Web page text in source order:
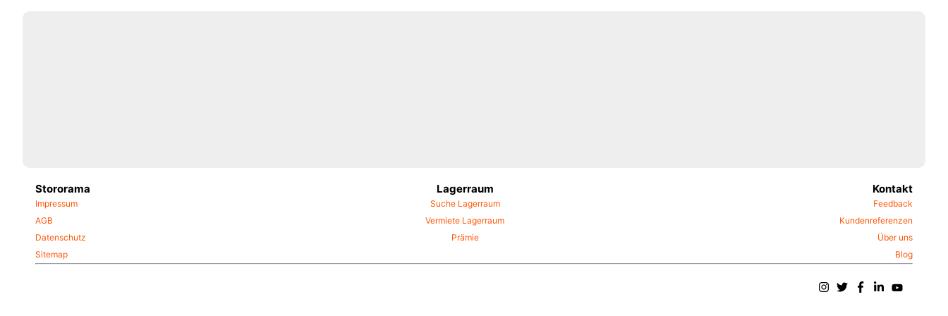
Stororama
Impressum
AGB
Datenschutz
Sitemap
Kontakt
Feedback
Kundenreferenzen
Über uns
Blog
Lagerraum
Suche Lagerraum
Vermiete Lagerraum
Prämie